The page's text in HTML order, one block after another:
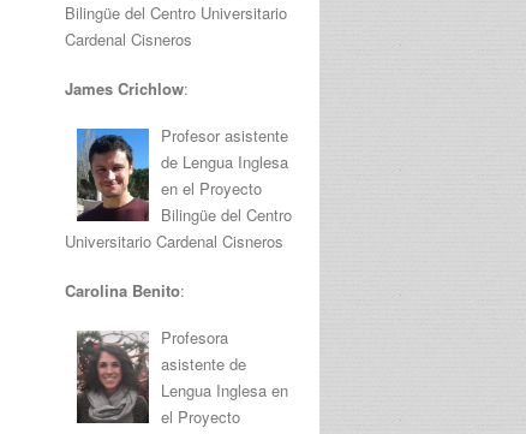
Bilingüe del Centro Universitario
Cardenal Cisneros
James Crichlow:
Profesor asistente
de Lengua Inglesa
en el Proyecto
Bilingüe del Centro
Universitario Cardenal Cisneros
Carolina Benito:
Profesora
asistente de
Lengua Inglesa en
el Proyecto